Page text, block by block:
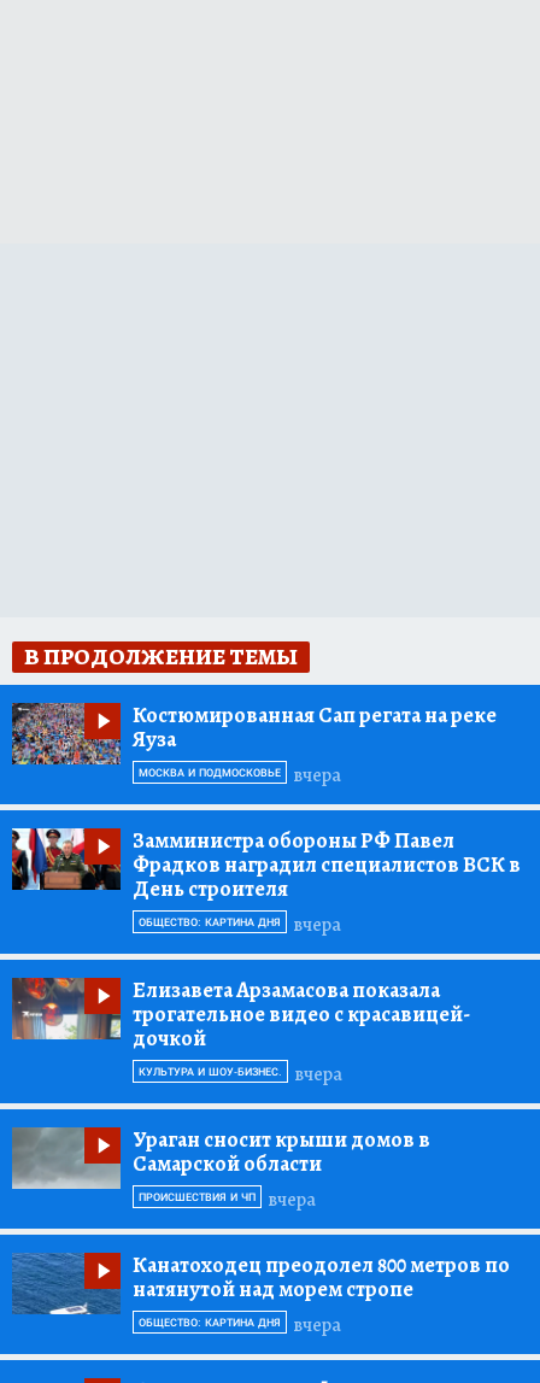
В ПРОДОЛЖЕНИЕ ТЕМЫ
Костюмированная Сап регата на реке
Яуза
вчера
МОСКВА И ПОДМОСКОВЬЕ
Замминистра обороны РФ Павел
Фрадков наградил специалистов ВСК в
День строителя
вчера
ОБЩЕСТВО: КАРТИНА ДНЯ
Елизавета Арзамасова показала
трогательное видео с красавицей-
дочкой
вчера
КУЛЬТУРА И ШОУ-БИЗНЕС.
Ураган сносит крыши домов в
Самарской области
вчера
ПРОИСШЕСТВИЯ И ЧП
Канатоходец преодолел 800 метров по
натянутой над морем стропе
вчера
ОБЩЕСТВО: КАРТИНА ДНЯ